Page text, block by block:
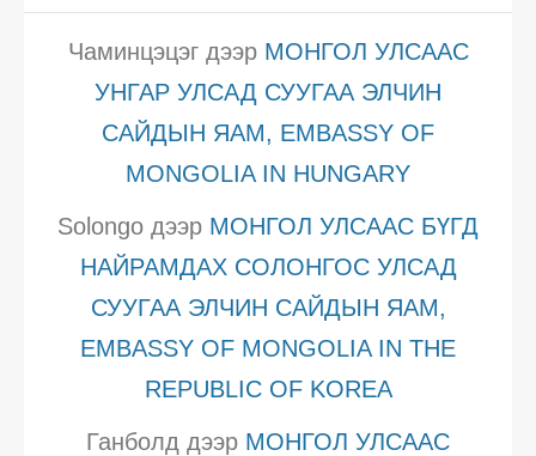
Чаминцэцэгдээр МОНГОЛ УЛСААС
УНГАР УЛСАД СУУГАА ЭЛЧИН
САЙДЫН ЯАМ, EMBASSY OF
MONGOLIA IN HUNGARY
Solongo дээр МОНГОЛ УЛСААС БҮГД
НАЙРАМДАХ СОЛОНГОС УЛСАД
СУУГАА ЭЛЧИН САЙДЫН ЯАМ,
EMBASSY OF MONGOLIA IN THE
REPUBLIC OF KOREA
Ганболд дээр МОНГОЛ УЛСААС